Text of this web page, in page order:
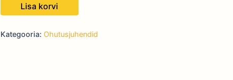
Lisa korvi
Kategooria: Ohutusjuhendid